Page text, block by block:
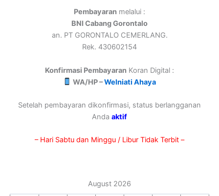
Pembayaran melalui :
BNI Cabang Gorontalo
an. PT GORONTALO CEMERLANG.
Rek. 430602154
Konfirmasi Pembayaran Koran Digital :
WA/HP –Welniati Ahaya
Setelah pembayaran dikonfirmasi, status berlangganan
Anda aktif
– Hari Sabtu dan Minggu / Libur Tidak Terbit –
August 2026